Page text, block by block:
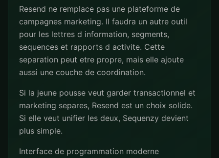
Resend ne remplace pas une plateforme de
campagnes marketing. Il faudra un autre outil
pour les lettres d information, segments,
sequences et rapports d activite. Cette
separation peut etre propre, mais elle ajoute
aussi une couche de coordination.
Si la jeune pousse veut garder transactionnel et
marketing separes, Resend est un choix solide.
Si elle veut unifier les deux, Sequenzy devient
plus simple.
Interface de programmation moderne